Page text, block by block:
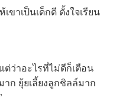
ขาเป็นเด็กดี ตั้งใจเรียน
ต่ว่าอะไรที่ไม่ดีก็เตือน
ก ยุ้ยเลี้ยงลูกชิลล์มาก